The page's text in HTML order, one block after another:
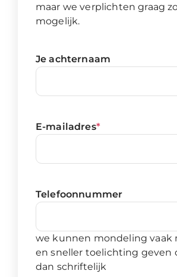
maar we verplichten graag
mogelijk.
Je achternaam
E-mailadres*
Telefoonnummer
we kunnen mondeling vaak
en sneller toelichting geven
dan schriftelijk